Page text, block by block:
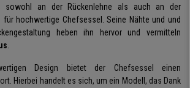
sowohl an der Rückenlehne als auch an der
hochwertige Chefsessel. Seine Nähte und und
heben ihn hervor und vermitteln
.
Design bietet der Chefsessel einen
Hierbei handelt es sich, um ein Modell, das Dank